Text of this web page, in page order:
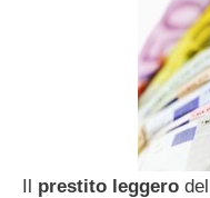
Il prestito leggero